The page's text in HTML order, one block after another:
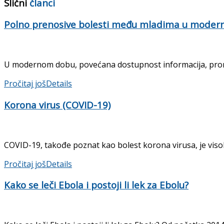
Slični članci
Polno prenosive bolesti među mladima u
U modernom dobu, povećana dostupnost informacija,
Pročitaj jošDetails
Korona virus (COVID-19)
COVID-19, takođe poznat kao bolest korona virusa, je
Pročitaj jošDetails
Kako se leči Ebola i postoji li lek za Ebolu?